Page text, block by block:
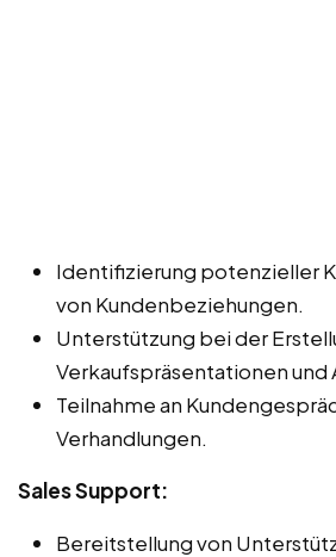
Identifizierung potenzieller
von Kundenbeziehungen.
Unterstützung bei der
Verkaufspräsentationen
Teilnahme an
Verhandlungen.
Sales Support:
Bereitstellung von